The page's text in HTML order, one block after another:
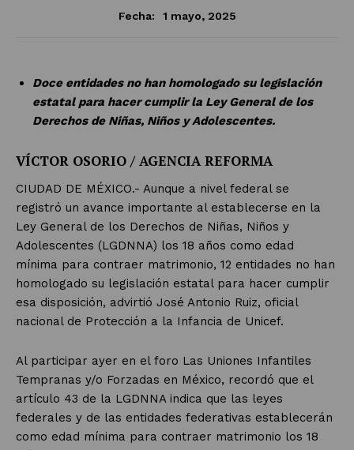
Fecha: 1 mayo, 2025
Doce entidades no han homologado su legislación
estatal para hacer cumplir la Ley General de los
Derechos de Niñas, Niños y Adolescentes.
VÍCTOR OSORIO / AGENCIA REFORMA
CIUDAD DE MÉXICO.- Aunque a nivel federal se
registró un avance importante al establecerse en la
Ley General de los Derechos de Niñas, Niños y
Adolescentes (LGDNNA) los 18 años como edad
mínima para contraer matrimonio, 12 entidades no han
homologado su legislación estatal para hacer cumplir
esa disposición, advirtió José Antonio Ruiz, oficial
nacional de Protección a la Infancia de Unicef.
Al participar ayer en el foro Las Uniones Infantiles
Tempranas y/o Forzadas en México, recordó que el
artículo 43 de la LGDNNA indica que las leyes
federales y de las entidades federativas establecerán
como edad mínima para contraer matrimonio los 18